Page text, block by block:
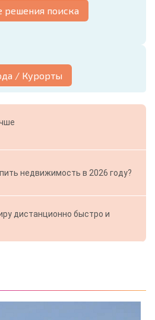
решения поиска
/ Курорты
недвижимость в 2026 году?
дистанционно быстро и